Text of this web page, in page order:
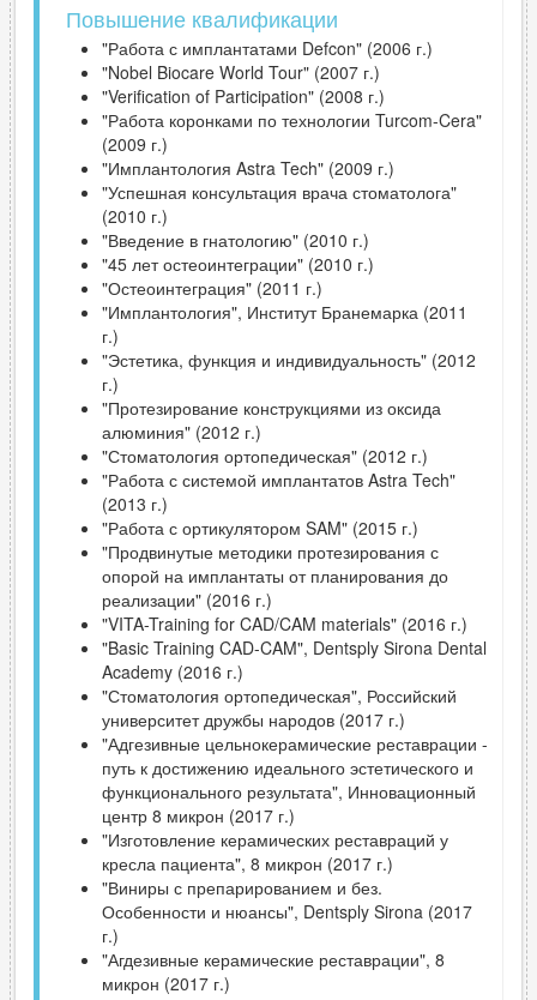
Повышение квалификации
"Работа с имплантатами Defcon" (2006 г.)
"Nobel Biocare World Tour" (2007 г.)
"Verification of Participation" (2008 г.)
"Работа коронками по технологии Turcom-Cera"
(2009 г.)
"Имплантология Astra Tech" (2009 г.)
"Успешная консультация врача стоматолога"
(2010 г.)
"Введение в гнатологию" (2010 г.)
"45 лет остеоинтеграции" (2010 г.)
"Остеоинтеграция" (2011 г.)
"Имплантология", Институт Бранемарка (2011
г.)
"Эстетика, функция и индивидуальность" (2012
г.)
"Протезирование конструкциями из оксида
алюминия" (2012 г.)
"Стоматология ортопедическая" (2012 г.)
"Работа с системой имплантатов Astra Tech"
(2013 г.)
"Работа с ортикулятором SAM" (2015 г.)
"Продвинутые методики протезирования с
опорой на имплантаты от планирования до
реализации" (2016 г.)
"VITA-Training for CAD/CAM materials" (2016 г.)
"Basic Training CAD-CAM", Dentsply Sirona Dental
Academy (2016 г.)
"Стоматология ортопедическая", Российский
университет дружбы народов (2017 г.)
"Адгезивные цельнокерамические реставрации -
путь к достижению идеального эстетического и
функционального результата", Инновационный
центр 8 микрон (2017 г.)
"Изготовление керамических реставраций у
кресла пациента", 8 микрон (2017 г.)
"Виниры с препарированием и без.
Особенности и нюансы", Dentsply Sirona (2017
г.)
"Агдезивные керамические реставрации", 8
микрон (2017 г.)